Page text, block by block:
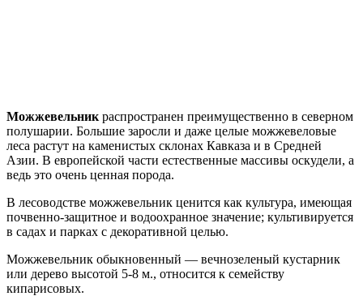
Можжевельник распространен преимущественно в северном
полушарии. Большие заросли и даже целые можжевеловые
леса растут на каменистых склонах Кавказа и в Средней
Азии. В европейской части естественные массивы оскудели, а
ведь это очень ценная порода.
В лесоводстве можжевельник ценится как культура, имеющая
почвенно-защитное и водоохранное значение; культивируется
в садах и парках с декоративной целью.
Можжевельник обыкновенный — вечнозеленый кустарник
или дерево высотой 5-8 м., относится к семейству
кипарисовых.